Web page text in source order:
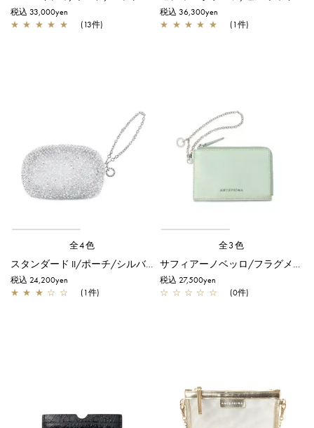
税込 33,000yen
★ ★ ★ ★ ★ (13件)
税込 36,300yen
★ ★ ★ ★ ★ (1件)
全4色
スタンダード II/ポーチ/シルバー
税込 24,200yen
★ ★ ★ ☆ ☆ (1件)
全3色
税込 27,500yen
☆ ☆ ☆ ☆ ☆ (0件)